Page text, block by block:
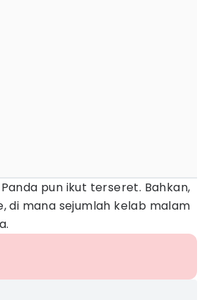
pun ikut terseret. Bahkan,
di mana sejumlah kelab malam